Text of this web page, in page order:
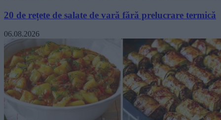
20 de rețete de salate de vară fără prelucrare termică
06.08.2026